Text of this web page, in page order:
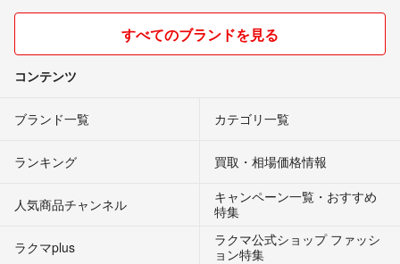
すべてのブランドを見る
コンテンツ
ブランド一覧 カテゴリ一覧
ランキング 買取・相場価格情報
人気商品チャンネル
キャンペーン一覧・おすすめ
特集
ラクマplus
ラクマ公式ショップ ファッシ
ョン特集